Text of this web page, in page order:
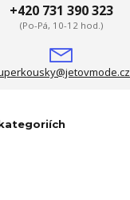
+420 731 390 323
(Po-Pá, 10-12 hod.)